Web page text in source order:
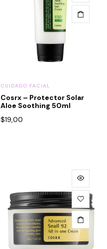
CUIDADO FACIAL
Cosrx – Protector Solar
Aloe Soothing 50ml
$19,00